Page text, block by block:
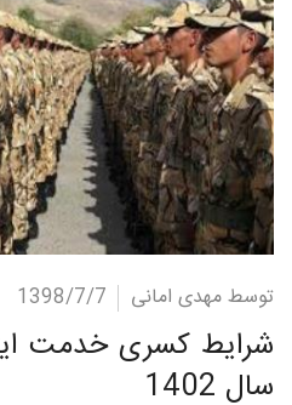
توسط مهدی امانی 1398/7/7
شرایط کسری خدمت
سال 1402